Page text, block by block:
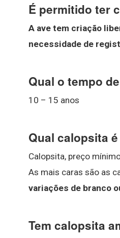
É permitido ter
A ave tem criação
necessidade de
Qual o tempo
10 – 15 anos
Qual calopsita
Calopsita, preço
As mais caras são as
variações de branco
Tem calopsita